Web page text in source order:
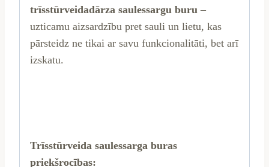
trīsstūrveidadārza saulessargu buru –
uzticamu aizsardzību pret sauli un lietu, kas
pārsteidz ne tikai ar savu funkcionalitāti, bet arī
izskatu.
Trīsstūrveida saulessarga buras
priekšrocības: